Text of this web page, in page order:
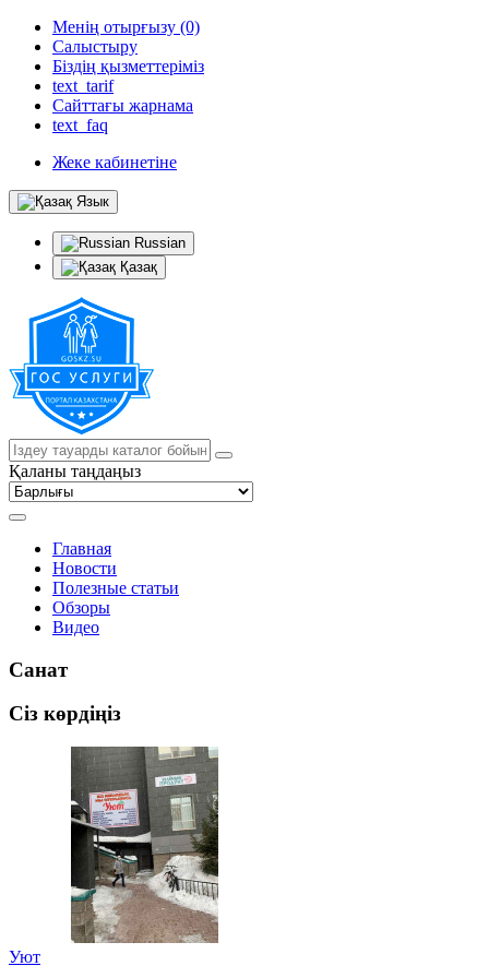
Менің отырғызу (0)
Салыстыру
Біздің қызметтеріміз
text_tarif
Сайттағы жарнама
text_faq
Жеке кабинетіне
Язык
Russian
Қазақ
Қаланы таңдаңыз
Главная
Новости
Полезные статьи
Обзоры
Видео
Санат
Сіз көрдіңіз
Уют